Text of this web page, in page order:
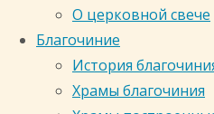
О церковной свече
Благочиние
История
Храмы благочиния